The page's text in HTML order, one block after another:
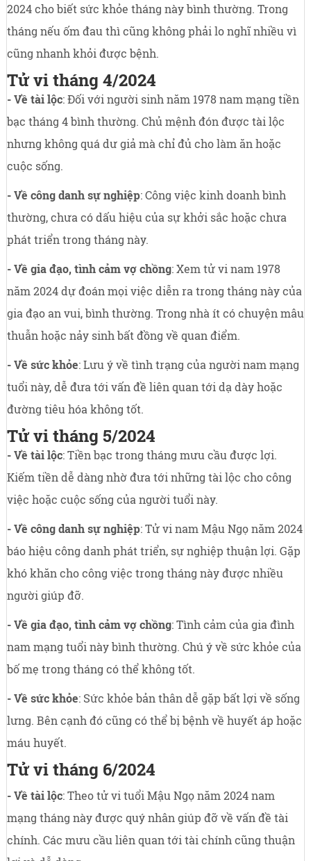
2024 cho biết sức khỏe tháng này bình thường. Trong
tháng nếu ốm đau thì cũng không phải lo nghĩ nhiều vì
cũng nhanh khỏi được bệnh.
Tử vi tháng 4/2024
- Về tài lộc: Đối với người sinh năm 1978 nam mạng tiền
bạc tháng 4 bình thường. Chủ mệnh đón được tài lộc
nhưng không quá dư giả mà chỉ đủ cho làm ăn hoặc
cuộc sống.
- Về công danh sự nghiệp: Công việc kinh doanh bình
thường, chưa có dấu hiệu của sự khởi sắc hoặc chưa
phát triển trong tháng này.
- Về gia đạo, tình cảm vợ chồng: Xem tử vi nam 1978
năm 2024 dự đoán mọi việc diễn ra trong tháng này của
gia đạo an vui, bình thường. Trong nhà ít có chuyện mâu
thuẫn hoặc nảy sinh bất đồng về quan điểm.
- Về sức khỏe: Lưu ý về tình trạng của người nam mạng
tuổi này, dễ đưa tới vấn đề liên quan tới dạ dày hoặc
đường tiêu hóa không tốt.
Tử vi tháng 5/2024
- Về tài lộc: Tiền bạc trong tháng mưu cầu được lợi.
Kiếm tiền dễ dàng nhờ đưa tới những tài lộc cho công
việc hoặc cuộc sống của người tuổi này.
- Về công danh sự nghiệp: Tử vi nam Mậu Ngọ năm 2024
báo hiệu công danh phát triển, sự nghiệp thuận lợi. Gặp
khó khăn cho công việc trong tháng này được nhiều
người giúp đỡ.
- Về gia đạo, tình cảm vợ chồng: Tình cảm của gia đình
nam mạng tuổi này bình thường. Chú ý về sức khỏe của
bố mẹ trong tháng có thể không tốt.
- Về sức khỏe: Sức khỏe bản thân dễ gặp bất lợi về sống
lưng. Bên cạnh đó cũng có thể bị bệnh về huyết áp hoặc
máu huyết.
Tử vi tháng 6/2024
- Về tài lộc: Theo tử vi tuổi Mậu Ngọ năm 2024 nam
mạng tháng này được quý nhân giúp đỡ về vấn đề tài
chính. Các mưu cầu liên quan tới tài chính cũng thuận